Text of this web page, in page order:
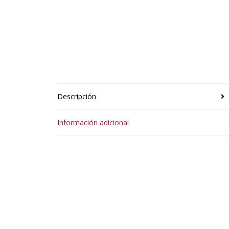
Descripción
Información adicional